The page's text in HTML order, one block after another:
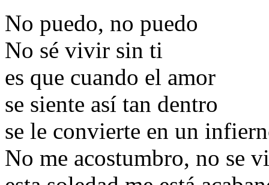
No puedo, no puedo
No sé vivir sin ti
es que cuando el amor
se siente así tan dentro
se le convierte en un
No me acostumbro, no se